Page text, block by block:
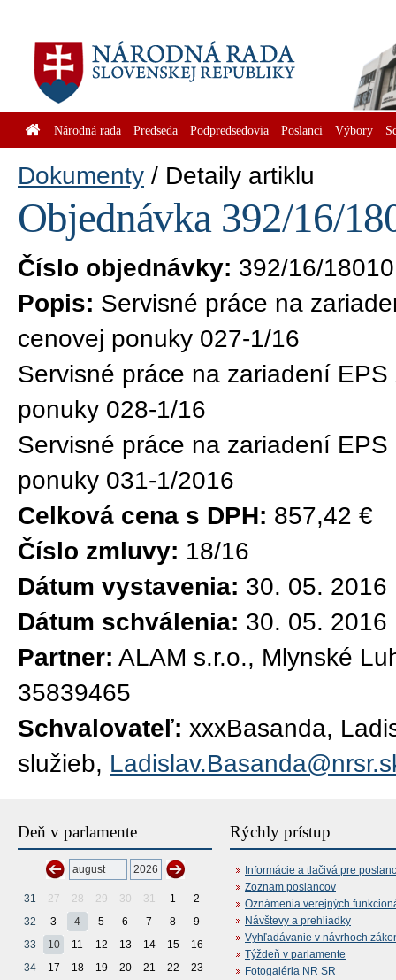
Národná rada Predseda Podpredsedovia Poslanci Výbory
Dokumenty Detaily artiklu
Objednávka 392/16/
Číslo objednávky: 392/16/18010
Popis: Servisné práce na
cenovej ponuky 027-1/16
Servisné práce na zariadení
ponuky 028-1/16
Servisné práce na zariadení
ponuky 031-1/2016
Celková cena s DPH: 857,42 €
Číslo zmluvy: 18/16
Dátum vystavenia: 30. 05. 2016
Dátum schválenia: 30. 05. 2016
Partner: ALAM s.r.o., Mlynské
35839465
Schvalovateľ: xxxBasanda,
služieb,
Deň v parlamente
31 27 28 29 30 31 1
2
32
3 4 5 6 7 8
9
33
10 11 12 13 14 15
16
34
17 18 19 20 21 22
23
Rýchly prístup
Informácie a tlačivá pre
Zoznam poslancov
Oznámenia verejných
Návštevy a prehliadky
Vyhľadávanie v návrhoch
Týždeň v parlamente
Fotogaléria NR SR